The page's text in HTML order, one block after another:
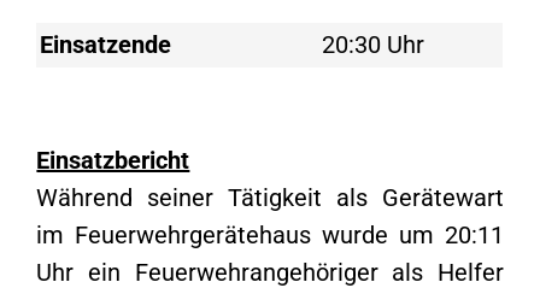
Einsatzende 20:30 Uhr
Einsatzbericht
Während seiner Tätigkeit als Gerätewart
im Feuerwehrgerätehaus wurde um 20:11
Uhr ein Feuerwehrangehöriger als Helfer